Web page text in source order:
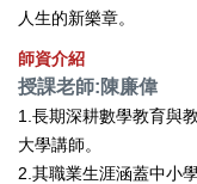
人生的新樂章。
師資介紹
授課老師:陳廉偉
1.長期深耕數學教育與
大學講師。
2.其職業生涯涵蓋中小